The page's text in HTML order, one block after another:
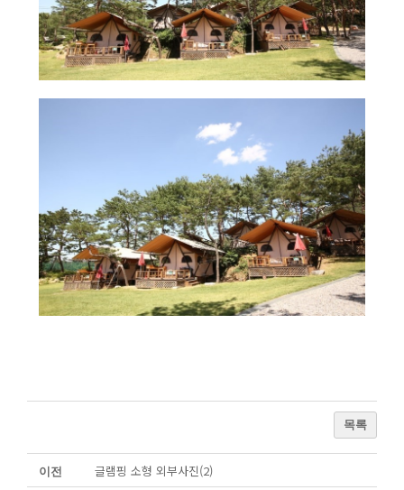
목록
이전 글램핑 소형 외부사진(2)